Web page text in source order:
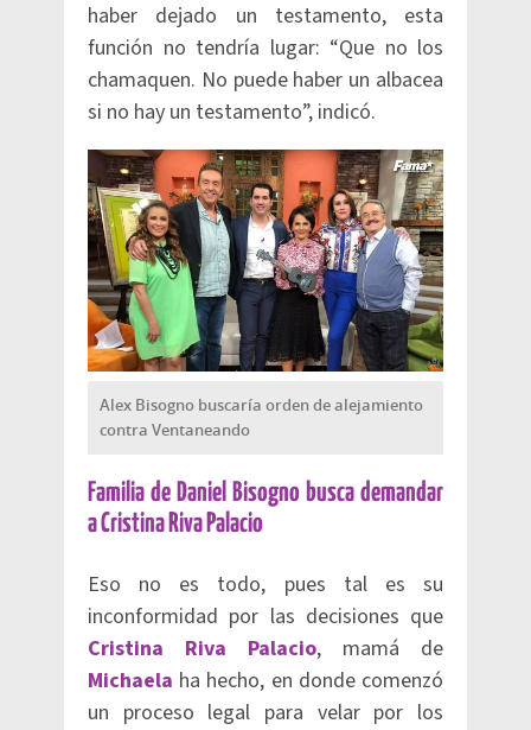
haber dejado un testamento, esta
función no tendría lugar: “Que no los
chamaquen. No puede haber un albacea
si no hay un testamento”, indicó.
Alex Bisogno buscaría orden de alejamiento
contra Ventaneando
Familia de Daniel Bisogno busca demandar
a Cristina Riva Palacio
Eso no es todo, pues tal es su
inconformidad por las decisiones que
Cristina Riva Palacio, mamá de
Michaela ha hecho, en donde comenzó
un proceso legal para velar por los